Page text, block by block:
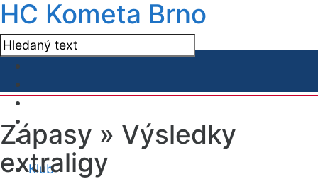
HC Kometa Brno
Klub
Zápasy » Výsledky
extraligy